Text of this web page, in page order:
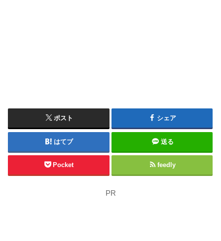
ポスト シェア
はてブ 送る
Pocket feedly
PR